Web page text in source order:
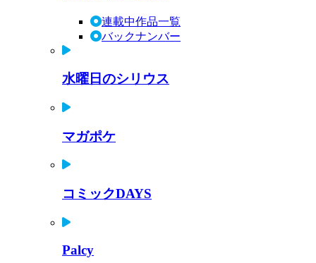
連載中作品一覧
バックナンバー
水曜日のシリウス
マガポケ
コミックDAYS
Palcy